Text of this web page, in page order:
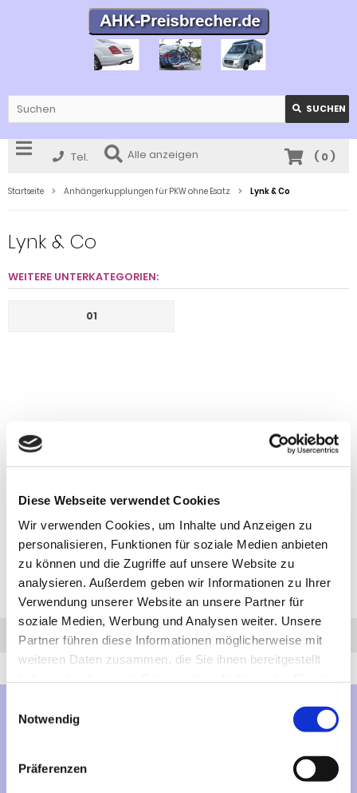
Diese Webseite verwendet Cookies
Wir verwenden Cookies, um Inhalte und Anzeigen zu
personalisieren, Funktionen für soziale Medien anbieten
zu können und die Zugriffe auf unsere Website zu
analysieren. Außerdem geben wir Informationen zu Ihrer
Verwendung unserer Website an unsere Partner für
soziale Medien, Werbung und Analysen weiter. Unsere
Partner führen diese Informationen möglicherweise mit
weiteren Daten zusammen, die Sie ihnen bereitgestellt
Notwendig
Präferenzen
SUCHEN
Tel. Alle anzeigen ( 0)
Startseite Anhängerkupplungen für PKW ohne Esatz Lynk & Co
Lynk & Co
WEITERE UNTERKATEGORIEN:
01
Anfrage Anrufen AHK-Finder
Mehr über...